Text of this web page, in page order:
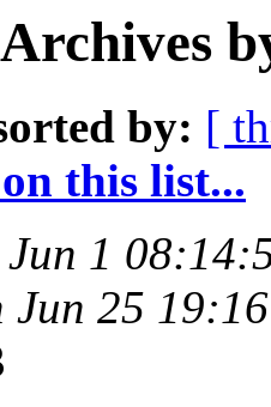
by: [
this list...
1
Jun 25